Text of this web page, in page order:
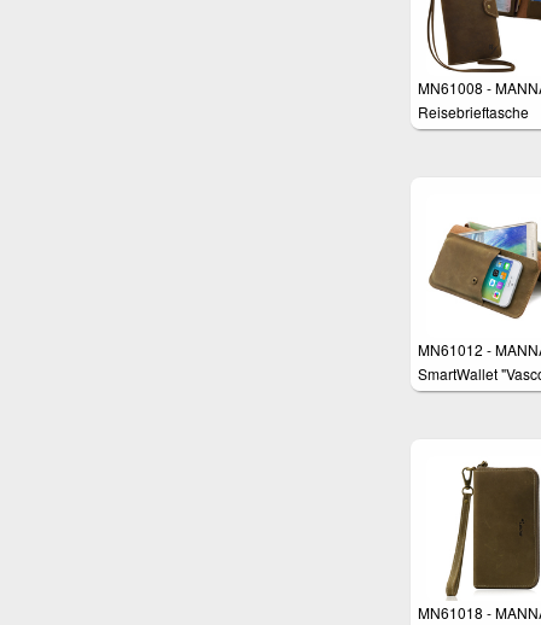
MN61008 -
Reisebrieftasche
Geldbörse Tasche
P10 Plus, Galaxy
Edge Plus
MN61012 -
SmartWallet
MN61018 -